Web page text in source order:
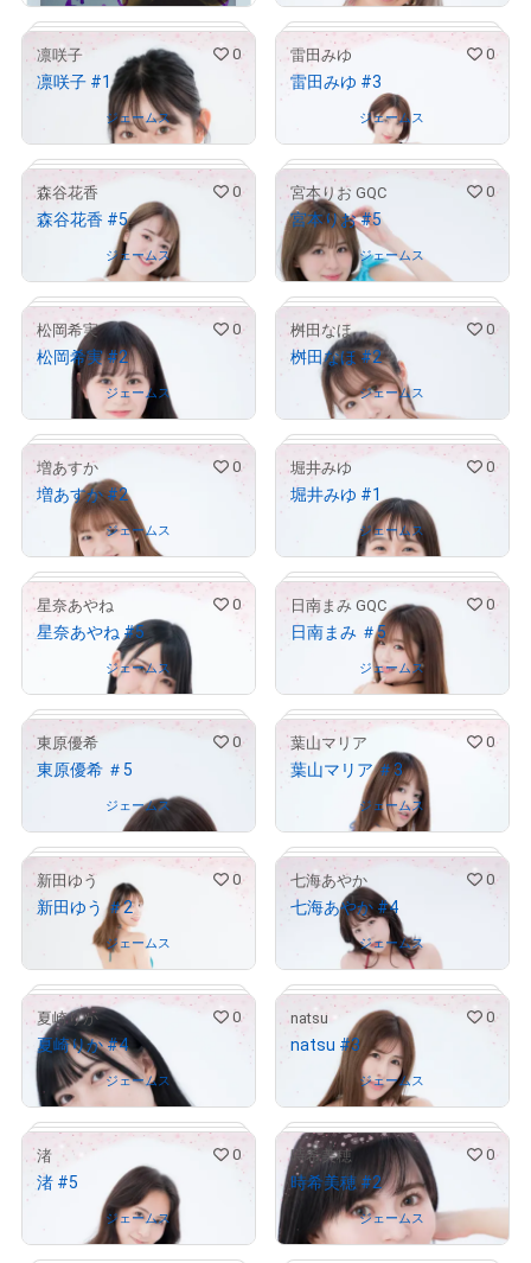
# 1904/2000
# 588/2000
凛咲子 0
凛咲子 #1
ジェームス
雷田みゆ 0
雷田みゆ #3
ジェームス
森谷花香 0
森谷花香 #5
ジェームス
# 797/1000
宮本りお GQC 0
宮本りお #5
Owned by ジェームス
# 907/1000
松岡希実 0
松岡希実 #2
Owned by ジェームス
# 930/1000
桝田なほ 0
桝田なほ #2
Owned byジェームス
増あすか 0
増あすか #2
Owned byジェームス
# 132/1000
堀井みゆ 0
堀井みゆ #1
ジェームス
星奈あやね 0
星奈あやね #5
ジェームス
日南まみ GQC 0
日南まみ ＃5
ジェームス
東原優希 0
東原優希 ＃5
ジェームス
葉山マリア 0
葉山マリア ＃3
ジェームス
# 735/1000
新田ゆう 0
新田ゆう ＃2
Owned byジェームス
# 831/1000
七海あやか 0
七海あやか #4
Owned byジェームス
夏崎りか 0
夏崎りか #4
Owned byジェームス
natsu 0
natsu #3
Owned by ジェームス
渚 0
渚 #5
Owned by ジェームス
時希美穂 0
時希美穂 #2
Owned byジェームス